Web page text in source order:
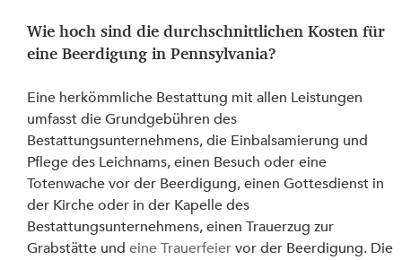
Wie hoch sind die durchschnittlichen Kosten für
eine Beerdigung in Pennsylvania?
Eine herkömmliche Bestattung mit allen Leistungen
umfasst die Grundgebühren des
Bestattungsunternehmens, die Einbalsamierung und
Pflege des Leichnams, einen Besuch oder eine
Totenwache vor der Beerdigung, einen Gottesdienst in
der Kirche oder in der Kapelle des
Bestattungsunternehmens, einen Trauerzug zur
Grabstätte und eine Trauerfeier vor der Beerdigung. Die